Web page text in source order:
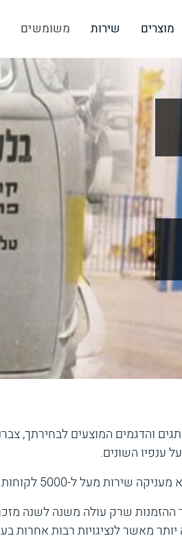
מוצרים שירות משומשים
והדגמים המוצעים לבחירתך,
ענפיו השונים.
שרק עולה משנה לשנה
מאשר לנציגויות רבות אחרות